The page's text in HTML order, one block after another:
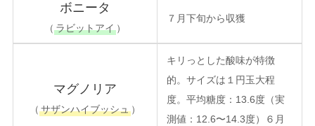
ボニータ
（ ラビットアイ）
７月下旬から収獲
マグノリア
（ サザンハイブッシュ）
キリっとした酸味が特徴
的。サイズは１円玉大程
度。平均糖度：13.6度（実
測値：12.6〜14.3度）６月